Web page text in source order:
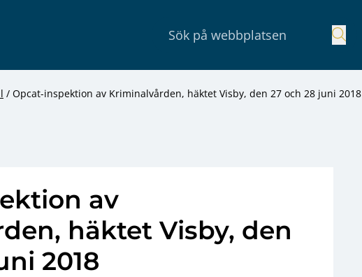
Opcat-inspektion av Kriminalvården, häktet Visby, den 27 och 28 juni 2018
av
häktet Visby, den
2018